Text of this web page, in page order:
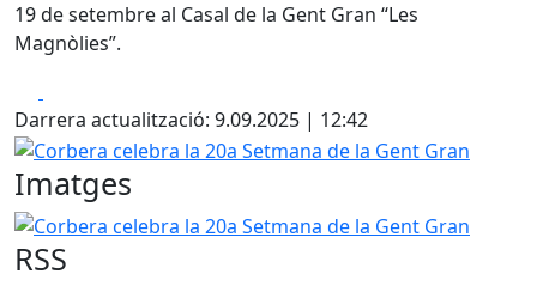
19 de setembre al Casal de la Gent Gran “Les
Magnòlies”.
Darrera actualització: 9.09.2025 | 12:42
Corbera celebra la 20a Setmana de la Gent Gran
Imatges
Corbera celebra la 20a Setmana de la Gent Gran
RSS